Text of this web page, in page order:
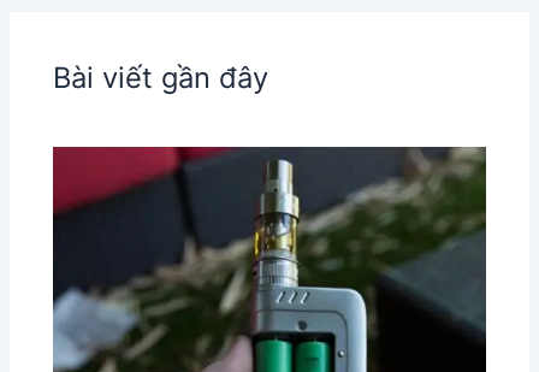
Bài viết gần đây